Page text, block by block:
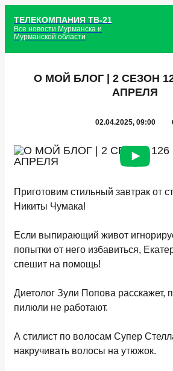
ТЕЛЕКОМПАНИЯ ТВ-21
Все новости Мурманска и
Мурманской области
О МОЙ БЛОГ | 2 СЕЗОН
АПРЕЛЯ
02.04.2025, 09:00
Приготовим стильный завтрак от
Никиты Чумака!
Если выпирающий живот
попытки от него избавиться,
спешит на помощь!
Диетолог Зули Попова
пилюли не работают.
А стилист по волосам Супер
накручивать волосы на утюжок.